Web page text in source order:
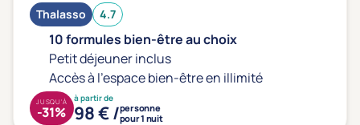
Thalasso 4.7
10 formules bien-être au choix
Petit déjeuner inclus
Accès à l'espace bien-être en illimité
à partir de
98 € /personne
pour 1 nuit
JUSQU'À
-31%